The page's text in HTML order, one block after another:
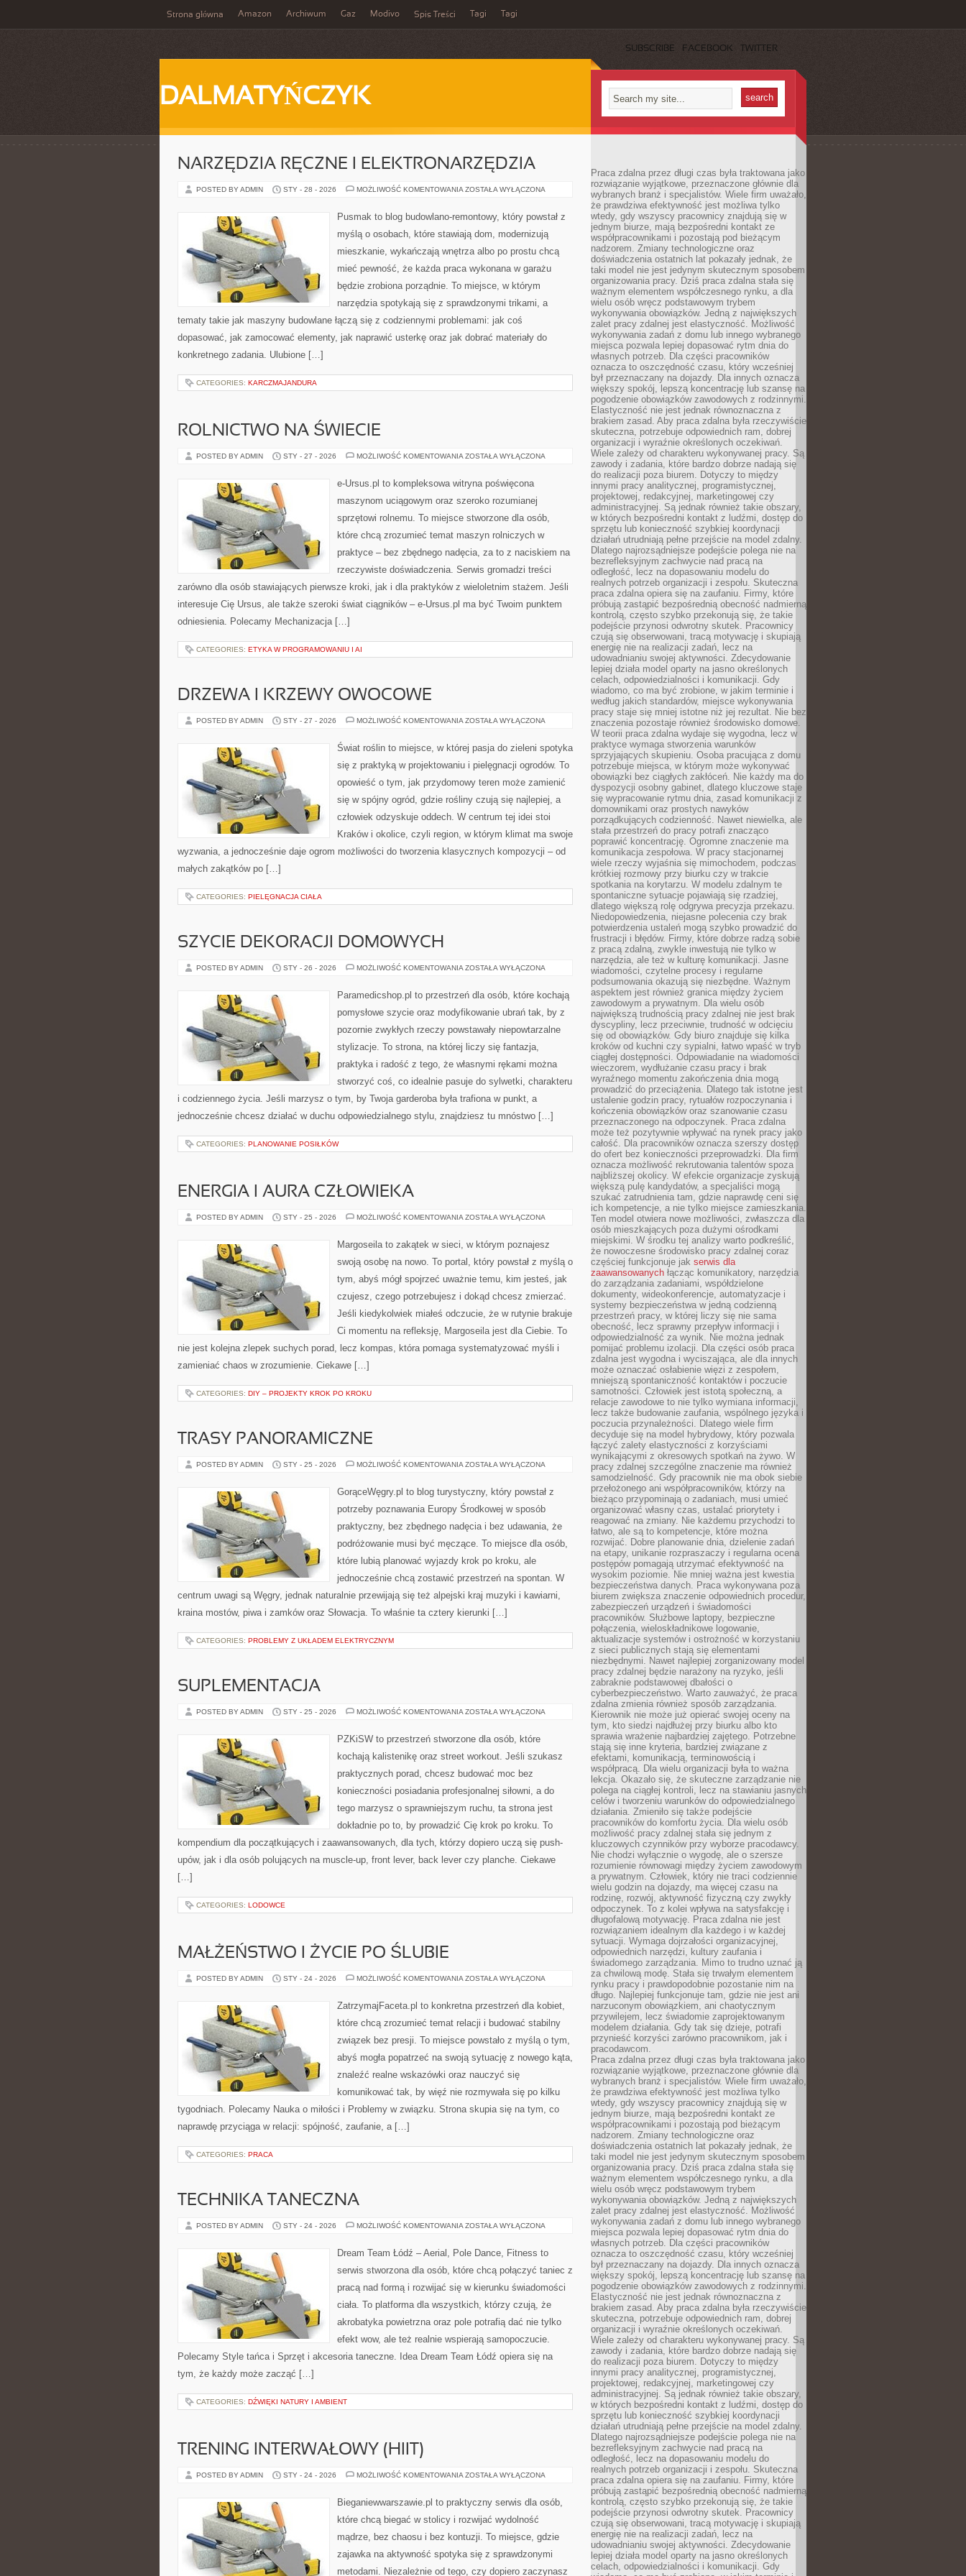
Strona główna Amazon Archiwum Gaz Modivo Spis Treści Tagi Tagi
SUBSCRIBE FACEBOOK TWITTER
DALMATYŃCZYK
NARZĘDZIA RĘCZNE I ELEKTRONARZĘDZIA
POSTED BY ADMIN STY - 28 - 2026 MOŻLIWOŚĆ KOMENTOWANIA NARZĘDZIA
ELEKTRONARZĘDZIA
ZOSTAŁA WYŁĄCZONA
Pusmak to blog budowlano-remontowy, który powstał z
myślą o osobach, które stawiają dom, modernizują
mieszkanie, wykańczają wnętrza albo po prostu chcą
mieć pewność, że każda praca wykonana w garażu
będzie zrobiona porządnie. To miejsce, w którym
narzędzia spotykają się z sprawdzonymi trikami, a
tematy takie jak maszyny budowlane łączą się z codziennymi problemami: jak coś
dopasować, jak zamocować elementy, jak naprawić usterkę oraz jak dobrać materiały do
konkretnego zadania. Ulubione […]
CATEGORIES: KARCZMAJANDURA
ROLNICTWO NA ŚWIECIE
POSTED BY ADMIN STY - 27 - 2026 MOŻLIWOŚĆ KOMENTOWANIA ROLNICTWO
ZOSTAŁA WYŁĄCZONA
e-Ursus.pl to kompleksowa witryna poświęcona
maszynom uciągowym oraz szeroko rozumianej
sprzętowi rolnemu. To miejsce stworzone dla osób,
które chcą zrozumieć temat maszyn rolniczych w
praktyce – bez zbędnego nadęcia, za to z naciskiem na
rzeczywiste doświadczenia. Serwis gromadzi treści
zarówno dla osób stawiających pierwsze kroki, jak i dla praktyków z wieloletnim stażem. Jeśli
interesuje Cię Ursus, ale także szeroki świat ciągników – e-Ursus.pl ma być Twoim punktem
odniesienia. Polecamy Mechanizacja […]
CATEGORIES: ETYKA W PROGRAMOWANIU I AI
DRZEWA I KRZEWY OWOCOWE
POSTED BY ADMIN STY - 27 - 2026 MOŻLIWOŚĆ KOMENTOWANIA DRZEWA
OWOCOWE
ZOSTAŁA WYŁĄCZONA
Świat roślin to miejsce, w której pasja do zieleni spotyka
się z praktyką w projektowaniu i pielęgnacji ogrodów. To
opowieść o tym, jak przydomowy teren może zamienić
się w spójny ogród, gdzie rośliny czują się najlepiej, a
człowiek odzyskuje oddech. W centrum tej idei stoi
Kraków i okolice, czyli region, w którym klimat ma swoje
wyzwania, a jednocześnie daje ogrom możliwości do tworzenia klasycznych kompozycji – od
małych zakątków po […]
CATEGORIES: PIELĘGNACJA CIAŁA
SZYCIE DEKORACJI DOMOWYCH
POSTED BY ADMIN STY - 26 - 2026 MOŻLIWOŚĆ KOMENTOWANIA SZYCIE
ZOSTAŁA WYŁĄCZONA
Paramedicshop.pl to przestrzeń dla osób, które kochają
pomysłowe szycie oraz modyfikowanie ubrań tak, by z
pozornie zwykłych rzeczy powstawały niepowtarzalne
stylizacje. To strona, na której liczy się fantazja,
praktyka i radość z tego, że własnymi rękami można
stworzyć coś, co idealnie pasuje do sylwetki, charakteru
i codziennego życia. Jeśli marzysz o tym, by Twoja garderoba była trafiona w punkt, a
jednocześnie chcesz działać w duchu odpowiedzialnego stylu, znajdziesz tu mnóstwo […]
CATEGORIES: PLANOWANIE POSIŁKÓW
ENERGIA I AURA CZŁOWIEKA
POSTED BY ADMIN STY - 25 - 2026 MOŻLIWOŚĆ KOMENTOWANIA ENERGIA
CZŁOWIEKA
ZOSTAŁA WYŁĄCZONA
Margoseila to zakątek w sieci, w którym poznajesz
swoją osobę na nowo. To portal, który powstał z myślą o
tym, abyś mógł spojrzeć uważnie temu, kim jesteś, jak
czujesz, czego potrzebujesz i dokąd chcesz zmierzać.
Jeśli kiedykolwiek miałeś odczucie, że w rutynie brakuje
Ci momentu na refleksję, Margoseila jest dla Ciebie. To
nie jest kolejna zlepek suchych porad, lecz kompas, która pomaga systematyzować myśli i
zamieniać chaos w zrozumienie. Ciekawe […]
CATEGORIES: DIY – PROJEKTY KROK PO KROKU
TRASY PANORAMICZNE
POSTED BY ADMIN STY - 25 - 2026 MOŻLIWOŚĆ KOMENTOWANIA TRASY
ZOSTAŁA WYŁĄCZONA
GorąceWęgry.pl to blog turystyczny, który powstał z
potrzeby poznawania Europy Środkowej w sposób
praktyczny, bez zbędnego nadęcia i bez udawania, że
podróżowanie musi być męczące. To miejsce dla osób,
które lubią planować wyjazdy krok po kroku, ale
jednocześnie chcą zostawić przestrzeń na spontan. W
centrum uwagi są Węgry, jednak naturalnie przewijają się też alpejski kraj muzyki i kawiarni,
kraina mostów, piwa i zamków oraz Słowacja. To właśnie ta cztery kierunki […]
CATEGORIES: PROBLEMY Z UKŁADEM ELEKTRYCZNYM
SUPLEMENTACJA
POSTED BY ADMIN STY - 25 - 2026 MOŻLIWOŚĆ KOMENTOWANIA SUPLEMENTACJA
ZOSTAŁA WYŁĄCZONA
PZKiSW to przestrzeń stworzone dla osób, które
kochają kalistenikę oraz street workout. Jeśli szukasz
praktycznych porad, chcesz budować moc bez
konieczności posiadania profesjonalnej siłowni, a do
tego marzysz o sprawniejszym ruchu, ta strona jest
dokładnie po to, by prowadzić Cię krok po kroku. To
kompendium dla początkujących i zaawansowanych, dla tych, którzy dopiero uczą się push-
upów, jak i dla osób polujących na muscle-up, front lever, back lever czy planche. Ciekawe
[…]
CATEGORIES: LODOWCE
MAŁŻEŃSTWO I ŻYCIE PO ŚLUBIE
POSTED BY ADMIN STY - 24 - 2026 MOŻLIWOŚĆ KOMENTOWANIA MAŁŻEŃSTWO
ŚLUBIE
ZOSTAŁA WYŁĄCZONA
ZatrzymajFaceta.pl to konkretna przestrzeń dla kobiet,
które chcą zrozumieć temat relacji i budować stabilny
związek bez presji. To miejsce powstało z myślą o tym,
abyś mogła popatrzeć na swoją sytuację z nowego kąta,
znaleźć realne wskazówki oraz nauczyć się
komunikować tak, by więź nie rozmywała się po kilku
tygodniach. Polecamy Nauka o miłości i Problemy w związku. Strona skupia się na tym, co
naprawdę przyciąga w relacji: spójność, zaufanie, a […]
CATEGORIES: PRACA
TECHNIKA TANECZNA
POSTED BY ADMIN STY - 24 - 2026 MOŻLIWOŚĆ KOMENTOWANIA TECHNIKA
ZOSTAŁA WYŁĄCZONA
Dream Team Łódź – Aerial, Pole Dance, Fitness to
serwis stworzona dla osób, które chcą połączyć taniec z
pracą nad formą i rozwijać się w kierunku świadomości
ciała. To platforma dla wszystkich, którzy czują, że
akrobatyka powietrzna oraz pole potrafią dać nie tylko
efekt wow, ale też realnie wspierają samopoczucie.
Polecamy Style tańca i Sprzęt i akcesoria taneczne. Idea Dream Team Łódź opiera się na
tym, że każdy może zacząć […]
CATEGORIES: DŹWIĘKI NATURY I AMBIENT
TRENING INTERWAŁOWY (HIIT)
POSTED BY ADMIN STY - 24 - 2026 MOŻLIWOŚĆ KOMENTOWANIA TRENING
ZOSTAŁA WYŁĄCZONA
Bieganiewwarszawie.pl to praktyczny serwis dla osób,
które chcą biegać w stolicy i rozwijać wydolność
mądrze, bez chaosu i bez kontuzji. To miejsce, gdzie
zajawka na aktywność spotyka się z sprawdzonymi
metodami. Niezależnie od tego, czy dopiero zaczynasz
Praca zdalna przez długi czas była traktowana jako
rozwiązanie wyjątkowe, przeznaczone głównie dla
wybranych branż i specjalistów. Wiele firm uważało,
że prawdziwa efektywność jest możliwa tylko
wtedy, gdy wszyscy pracownicy znajdują się w
jednym biurze, mają bezpośredni kontakt ze
współpracownikami i pozostają pod bieżącym
nadzorem. Zmiany technologiczne oraz
doświadczenia ostatnich lat pokazały jednak, że
taki model nie jest jedynym skutecznym sposobem
organizowania pracy. Dziś praca zdalna stała się
ważnym elementem współczesnego rynku, a dla
wielu osób wręcz podstawowym trybem
wykonywania obowiązków. Jedną z największych
zalet pracy zdalnej jest elastyczność. Możliwość
wykonywania zadań z domu lub innego wybranego
miejsca pozwala lepiej dopasować rytm dnia do
własnych potrzeb. Dla części pracowników
oznacza to oszczędność czasu, który wcześniej
był przeznaczany na dojazdy. Dla innych oznacza
większy spokój, lepszą koncentrację lub szansę na
pogodzenie obowiązków zawodowych z rodzinnymi.
Elastyczność nie jest jednak równoznaczna z
brakiem zasad. Aby praca zdalna była rzeczywiście
skuteczna, potrzebuje odpowiednich ram, dobrej
organizacji i wyraźnie określonych oczekiwań.
Wiele zależy od charakteru wykonywanej pracy. Są
zawody i zadania, które bardzo dobrze nadają się
do realizacji poza biurem. Dotyczy to między
innymi pracy analitycznej, programistycznej,
projektowej, redakcyjnej, marketingowej czy
administracyjnej. Są jednak również takie obszary,
w których bezpośredni kontakt z ludźmi, dostęp do
sprzętu lub konieczność szybkiej koordynacji
działań utrudniają pełne przejście na model zdalny.
Dlatego najrozsądniejsze podejście polega nie na
bezrefleksyjnym zachwycie nad pracą na
odległość, lecz na dopasowaniu modelu do
realnych potrzeb organizacji i zespołu. Skuteczna
praca zdalna opiera się na zaufaniu. Firmy, które
próbują zastąpić bezpośrednią obecność nadmierną
kontrolą, często szybko przekonują się, że takie
podejście przynosi odwrotny skutek. Pracownicy
czują się obserwowani, tracą motywację i skupiają
energię nie na realizacji zadań, lecz na
udowadnianiu swojej aktywności. Zdecydowanie
lepiej działa model oparty na jasno określonych
celach, odpowiedzialności i komunikacji. Gdy
wiadomo, co ma być zrobione, w jakim terminie i
według jakich standardów, miejsce wykonywania
pracy staje się mniej istotne niż jej rezultat. Nie bez
znaczenia pozostaje również środowisko domowe.
W teorii praca zdalna wydaje się wygodna, lecz w
praktyce wymaga stworzenia warunków
sprzyjających skupieniu. Osoba pracująca z domu
potrzebuje miejsca, w którym może wykonywać
obowiązki bez ciągłych zakłóceń. Nie każdy ma do
dyspozycji osobny gabinet, dlatego kluczowe staje
się wypracowanie rytmu dnia, zasad komunikacji z
domownikami oraz prostych nawyków
porządkujących codzienność. Nawet niewielka, ale
stała przestrzeń do pracy potrafi znacząco
poprawić koncentrację. Ogromne znaczenie ma
komunikacja zespołowa. W pracy stacjonarnej
wiele rzeczy wyjaśnia się mimochodem, podczas
krótkiej rozmowy przy biurku czy w trakcie
spotkania na korytarzu. W modelu zdalnym te
spontaniczne sytuacje pojawiają się rzadziej,
dlatego większą rolę odgrywa precyzja przekazu.
Niedopowiedzenia, niejasne polecenia czy brak
potwierdzenia ustaleń mogą szybko prowadzić do
frustracji i błędów. Firmy, które dobrze radzą sobie
z pracą zdalną, zwykle inwestują nie tylko w
narzędzia, ale też w kulturę komunikacji. Jasne
wiadomości, czytelne procesy i regularne
podsumowania okazują się niezbędne. Ważnym
aspektem jest również granica między życiem
zawodowym a prywatnym. Dla wielu osób
największą trudnością pracy zdalnej nie jest brak
dyscypliny, lecz przeciwnie, trudność w odcięciu
się od obowiązków. Gdy biuro znajduje się kilka
kroków od kuchni czy sypialni, łatwo wpaść w tryb
ciągłej dostępności. Odpowiadanie na wiadomości
wieczorem, wydłużanie czasu pracy i brak
wyraźnego momentu zakończenia dnia mogą
prowadzić do przeciążenia. Dlatego tak istotne jest
ustalenie godzin pracy, rytuałów rozpoczynania i
kończenia obowiązków oraz szanowanie czasu
przeznaczonego na odpoczynek. Praca zdalna
może też pozytywnie wpływać na rynek pracy jako
całość. Dla pracowników oznacza szerszy dostęp
do ofert bez konieczności przeprowadzki. Dla firm
oznacza możliwość rekrutowania talentów spoza
najbliższej okolicy. W efekcie organizacje zyskują
większą pulę kandydatów, a specjaliści mogą
szukać zatrudnienia tam, gdzie naprawdę ceni się
ich kompetencje, a nie tylko miejsce zamieszkania.
Ten model otwiera nowe możliwości, zwłaszcza dla
osób mieszkających poza dużymi ośrodkami
miejskimi. W środku tej analizy warto podkreślić,
że nowoczesne środowisko pracy zdalnej coraz
częściej funkcjonuje jak serwis dla
zaawansowanych łącząc komunikatory, narzędzia
do zarządzania zadaniami, współdzielone
dokumenty, wideokonferencje, automatyzacje i
systemy bezpieczeństwa w jedną codzienną
przestrzeń pracy, w której liczy się nie sama
obecność, lecz sprawny przepływ informacji i
odpowiedzialność za wynik. Nie można jednak
pomijać problemu izolacji. Dla części osób praca
zdalna jest wygodna i wyciszająca, ale dla innych
może oznaczać osłabienie więzi z zespołem,
mniejszą spontaniczność kontaktów i poczucie
samotności. Człowiek jest istotą społeczną, a
relacje zawodowe to nie tylko wymiana informacji,
lecz także budowanie zaufania, wspólnego języka i
poczucia przynależności. Dlatego wiele firm
decyduje się na model hybrydowy, który pozwala
łączyć zalety elastyczności z korzyściami
wynikającymi z okresowych spotkań na żywo. W
pracy zdalnej szczególne znaczenie ma również
samodzielność. Gdy pracownik nie ma obok siebie
przełożonego ani współpracowników, którzy na
bieżąco przypominają o zadaniach, musi umieć
organizować własny czas, ustalać priorytety i
reagować na zmiany. Nie każdemu przychodzi to
łatwo, ale są to kompetencje, które można
rozwijać. Dobre planowanie dnia, dzielenie zadań
na etapy, unikanie rozpraszaczy i regularna ocena
postępów pomagają utrzymać efektywność na
wysokim poziomie. Nie mniej ważna jest kwestia
bezpieczeństwa danych. Praca wykonywana poza
biurem zwiększa znaczenie odpowiednich procedur,
zabezpieczeń urządzeń i świadomości
pracowników. Służbowe laptopy, bezpieczne
połączenia, wieloskładnikowe logowanie,
aktualizacje systemów i ostrożność w korzystaniu
z sieci publicznych stają się elementami
niezbędnymi. Nawet najlepiej zorganizowany model
pracy zdalnej będzie narażony na ryzyko, jeśli
zabraknie podstawowej dbałości o
cyberbezpieczeństwo. Warto zauważyć, że praca
zdalna zmienia również sposób zarządzania.
Kierownik nie może już opierać swojej oceny na
tym, kto siedzi najdłużej przy biurku albo kto
sprawia wrażenie najbardziej zajętego. Potrzebne
stają się inne kryteria, bardziej związane z
efektami, komunikacją, terminowością i
współpracą. Dla wielu organizacji była to ważna
lekcja. Okazało się, że skuteczne zarządzanie nie
polega na ciągłej kontroli, lecz na stawianiu jasnych
celów i tworzeniu warunków do odpowiedzialnego
działania. Zmieniło się także podejście
pracowników do komfortu życia. Dla wielu osób
możliwość pracy zdalnej stała się jednym z
kluczowych czynników przy wyborze pracodawcy.
Nie chodzi wyłącznie o wygodę, ale o szersze
rozumienie równowagi między życiem zawodowym
a prywatnym. Człowiek, który nie traci codziennie
wielu godzin na dojazdy, ma więcej czasu na
rodzinę, rozwój, aktywność fizyczną czy zwykły
odpoczynek. To z kolei wpływa na satysfakcję i
długofalową motywację. Praca zdalna nie jest
rozwiązaniem idealnym dla każdego i w każdej
sytuacji. Wymaga dojrzałości organizacyjnej,
odpowiednich narzędzi, kultury zaufania i
świadomego zarządzania. Mimo to trudno uznać ją
za chwilową modę. Stała się trwałym elementem
rynku pracy i prawdopodobnie pozostanie nim na
długo. Najlepiej funkcjonuje tam, gdzie nie jest ani
narzuconym obowiązkiem, ani chaotycznym
przywilejem, lecz świadomie zaprojektowanym
modelem działania. Gdy tak się dzieje, potrafi
przynieść korzyści zarówno pracownikom, jak i
pracodawcom.
Praca zdalna przez długi czas była traktowana jako
rozwiązanie wyjątkowe, przeznaczone głównie dla
wybranych branż i specjalistów. Wiele firm uważało,
że prawdziwa efektywność jest możliwa tylko
wtedy, gdy wszyscy pracownicy znajdują się w
jednym biurze, mają bezpośredni kontakt ze
współpracownikami i pozostają pod bieżącym
nadzorem. Zmiany technologiczne oraz
doświadczenia ostatnich lat pokazały jednak, że
taki model nie jest jedynym skutecznym sposobem
organizowania pracy. Dziś praca zdalna stała się
ważnym elementem współczesnego rynku, a dla
wielu osób wręcz podstawowym trybem
wykonywania obowiązków. Jedną z największych
zalet pracy zdalnej jest elastyczność. Możliwość
wykonywania zadań z domu lub innego wybranego
miejsca pozwala lepiej dopasować rytm dnia do
własnych potrzeb. Dla części pracowników
oznacza to oszczędność czasu, który wcześniej
był przeznaczany na dojazdy. Dla innych oznacza
większy spokój, lepszą koncentrację lub szansę na
pogodzenie obowiązków zawodowych z rodzinnymi.
Elastyczność nie jest jednak równoznaczna z
brakiem zasad. Aby praca zdalna była rzeczywiście
skuteczna, potrzebuje odpowiednich ram, dobrej
organizacji i wyraźnie określonych oczekiwań.
Wiele zależy od charakteru wykonywanej pracy. Są
zawody i zadania, które bardzo dobrze nadają się
do realizacji poza biurem. Dotyczy to między
innymi pracy analitycznej, programistycznej,
projektowej, redakcyjnej, marketingowej czy
administracyjnej. Są jednak również takie obszary,
w których bezpośredni kontakt z ludźmi, dostęp do
sprzętu lub konieczność szybkiej koordynacji
działań utrudniają pełne przejście na model zdalny.
Dlatego najrozsądniejsze podejście polega nie na
bezrefleksyjnym zachwycie nad pracą na
odległość, lecz na dopasowaniu modelu do
realnych potrzeb organizacji i zespołu. Skuteczna
praca zdalna opiera się na zaufaniu. Firmy, które
próbują zastąpić bezpośrednią obecność nadmierną
kontrolą, często szybko przekonują się, że takie
podejście przynosi odwrotny skutek. Pracownicy
czują się obserwowani, tracą motywację i skupiają
energię nie na realizacji zadań, lecz na
udowadnianiu swojej aktywności. Zdecydowanie
lepiej działa model oparty na jasno określonych
celach, odpowiedzialności i komunikacji. Gdy